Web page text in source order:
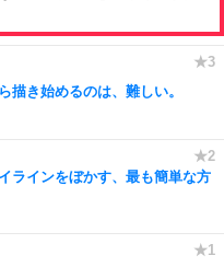
描き始めるのは、難しい。
ラインをぼかす、最も簡単な方